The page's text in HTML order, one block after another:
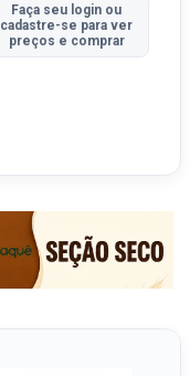
Faça seu login ou
cadastre-se para ver
preços e comprar